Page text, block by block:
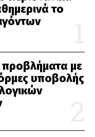
το
προβλήματα με
υποβολής